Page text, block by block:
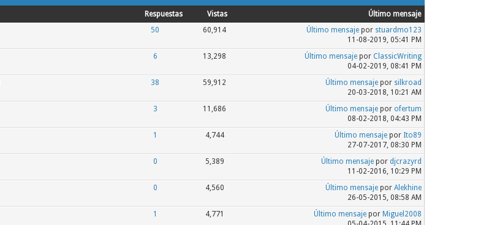
Respuestas Vistas Último mensaje
50 60,914 Último mensajepor stuardmo123
11-08-2019, 05:41 PM
6 13,298 Último mensajepor ClassicWriting
04-02-2019, 08:41 PM
38 59,912 Último mensajepor silkroad
20-03-2018, 10:21 AM
3 11,686 Último mensajepor ofertum
08-02-2018, 04:43 PM
1 4,744 Último mensajepor Ito89
27-07-2017, 08:30 PM
0 5,389 Último mensajepor djcrazyrd
11-02-2016, 10:29 PM
0 4,560 Último mensajepor Alekhine
26-05-2015, 08:58 AM
1 4,771 Último mensajepor Miguel2008